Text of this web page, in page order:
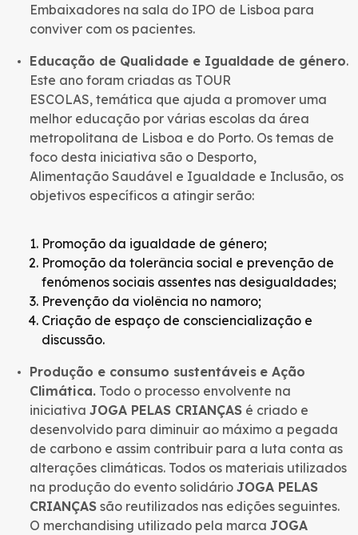
Embaixadores na sala do IPO de Lisboa para
conviver com os pacientes.
Educação de Qualidade e Igualdade de género.
Este ano foram criadas as TOUR
ESCOLAS, temática que ajuda a promover uma
melhor educação por várias escolas da área
metropolitana de Lisboa e do Porto. Os temas de
foco desta iniciativa são o Desporto,
Alimentação Saudável e Igualdade e Inclusão, os
objetivos específicos a atingir serão:
Promoção da igualdade de género;
Promoção da tolerância social e prevenção de
fenómenos sociais assentes nas desigualdades;
Prevenção da violência no namoro;
Criação de espaço de consciencialização e
discussão.
Produção e consumo sustentáveis e Ação
Climática. Todo o processo envolvente na
iniciativa JOGA PELAS CRIANÇAS é criado e
desenvolvido para diminuir ao máximo a pegada
de carbono e assim contribuir para a luta conta as
alterações climáticas. Todos os materiais utilizados
na produção do evento solidário JOGA PELAS
CRIANÇAS são reutilizados nas edições seguintes.
O merchandising utilizado pela marca JOGA